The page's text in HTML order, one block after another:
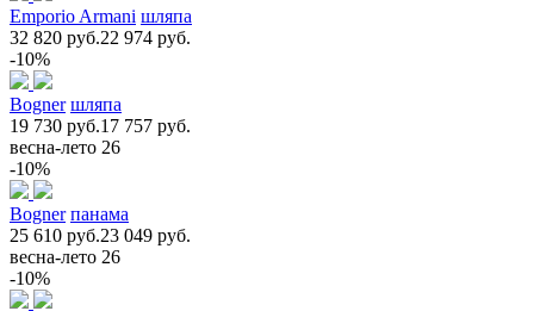
Emporio Armani шляпа
32 820 руб.22 974 руб.
-10%
Bogner шляпа
19 730 руб.17 757 руб.
весна-лето 26
-10%
Bogner панама
25 610 руб.23 049 руб.
весна-лето 26
-10%